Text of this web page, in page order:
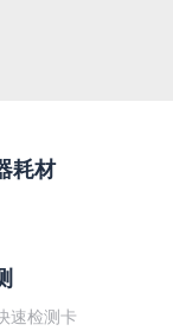
耗材
速检测卡